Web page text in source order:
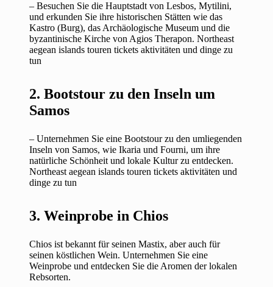
– Besuchen Sie die Hauptstadt von Lesbos, Mytilini,
und erkunden Sie ihre historischen Stätten wie das
Kastro (Burg), das Archäologische Museum und die
byzantinische Kirche von Agios Therapon. Northeast
aegean islands touren tickets aktivitäten und dinge zu
tun
2. Bootstour zu den Inseln um
Samos
– Unternehmen Sie eine Bootstour zu den umliegenden
Inseln von Samos, wie Ikaria und Fourni, um ihre
natürliche Schönheit und lokale Kultur zu entdecken.
Northeast aegean islands touren tickets aktivitäten und
dinge zu tun
3. Weinprobe in Chios
Chios ist bekannt für seinen Mastix, aber auch für
seinen köstlichen Wein. Unternehmen Sie eine
Weinprobe und entdecken Sie die Aromen der lokalen
Rebsorten.